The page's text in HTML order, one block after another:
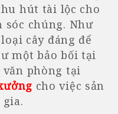
hút tài lộc cho
sóc chúng. Như
cây đáng để
một bảo bối tại
phòng tại
cho việc sản